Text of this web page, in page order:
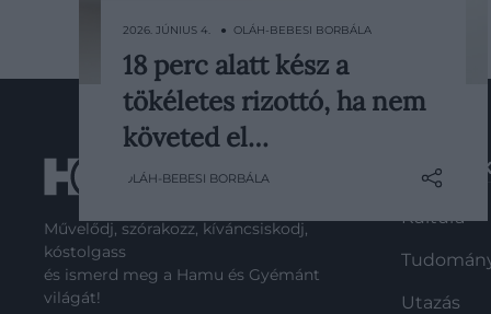
A rizottó körül rengeteg konyhai
mítosz kering, pedig a tökéletes
állag otthon sem elérhetetlen.
múlik, hogy a rizs lágyan krémes
masszává válik.
2026. JÚNIUS 4. ● OLÁH-BEBESI BORBÁLA
18 perc alatt kész a
tökéletes rizottó, ha nem
követed el…
OLÁH-BEBESI BORBÁLA
Művelődj, szórakozz, kíváncsiskodj,
kóstolgass
és ismerd meg a Hamu és Gyémánt
világát!
Kultúra
Utazás